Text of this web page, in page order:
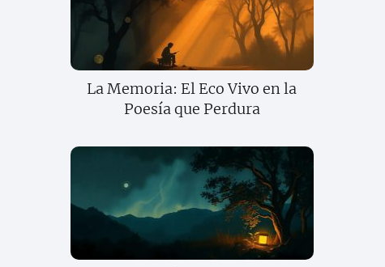
La Memoria: El Eco Vivo en la
Poesía que Perdura